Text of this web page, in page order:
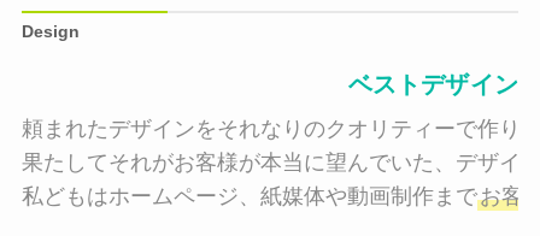
Design
ベストデザイン
頼まれたデザインをそれなりのクオリティーで作り
果たしてそれがお客様が本当に望んでいた、デザイ
私どもはホームページ、紙媒体や動画制作までお客